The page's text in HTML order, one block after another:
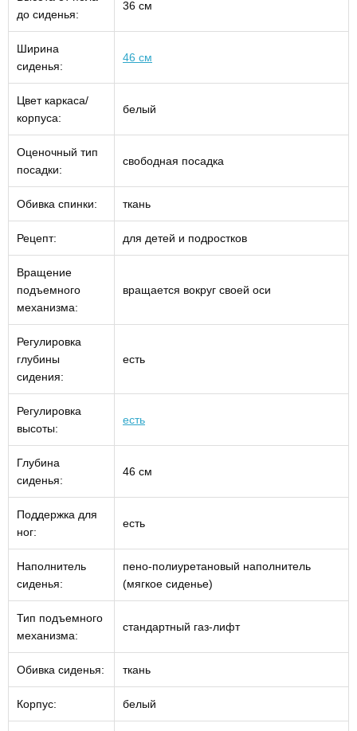
до сиденья:
36 см
Ширина
сиденья:
46 см
Цвет каркаса/
корпуса:
белый
Оценочный тип
посадки:
свободная посадка
Обивка спинки: ткань
Рецепт: для детей и подростков
Вращение
подъемного
механизма:
вращается вокруг своей оси
Регулировка
глубины
сидения:
есть
Регулировка
высоты:
есть
Глубина
сиденья:
46 см
Поддержка для
ног:
есть
Наполнитель
сиденья:
пено-полиуретановый наполнитель
(мягкое сиденье)
Тип подъемного
механизма:
стандартный газ-лифт
Обивка сиденья: ткань
Корпус: белый